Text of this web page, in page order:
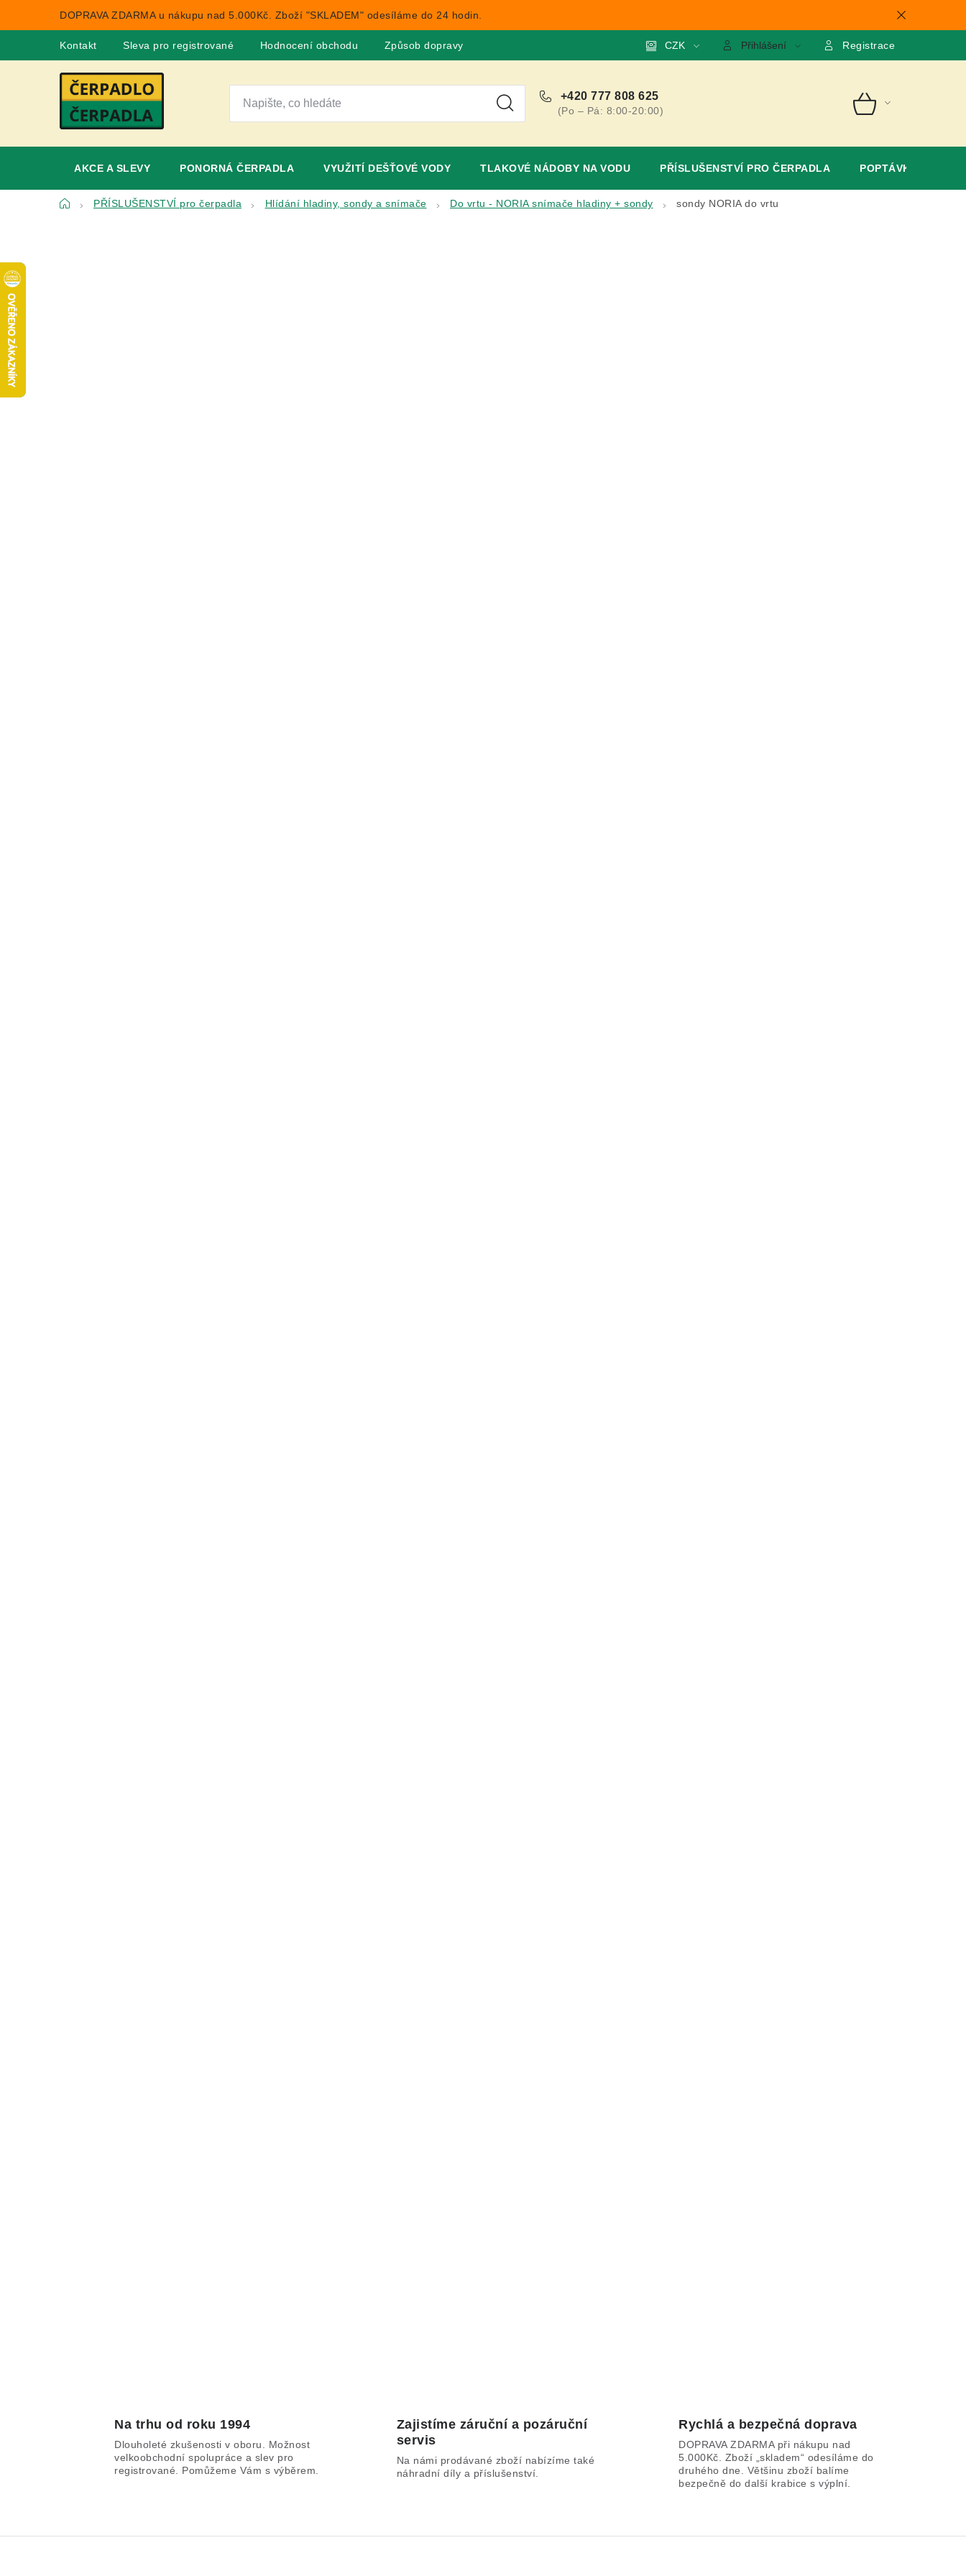
DOPRAVA ZDARMA u nákupu nad 5.000Kč. Zboží "SKLADEM" odesíláme do 24 hodin.
Kontakt Sleva pro registrované Hodnocení obchodu Způsob dopravy Reklamace O nás GDPR Poptávka
CZK Přihlášení Registrace
+420 777 808 625
(Po – Pá: 8:00-20:00)
NÁKUPNÍ
AKCE A SLEVY PONORNÁ ČERPADLA VYUŽITÍ DEŠŤOVÉ VODY TLAKOVÉ NÁDOBY NA VODU PŘÍSLUŠENSTVÍ PRO ČERPADLA POPTÁVKA
DomůPŘÍSLUŠENSTVÍ pro čerpadla Hlídání hladiny, sondy a snímače Do vrtu - NORIA snímače hladiny + sondy sondy NORIA do vrtu
Na trhu od roku 1994
Dlouholeté zkušenosti v oboru. Možnost
velkoobchodní spolupráce a slev pro
registrované. Pomůžeme Vám s výběrem.
Zajistíme záruční a pozáruční
servis
Na námi prodávané zboží nabízíme také
náhradní díly a příslušenství.
Rychlá a bezpečná doprava
DOPRAVA ZDARMA při nákupu nad
5.000Kč. Zboží „skladem“ odesíláme do
druhého dne. Většinu zboží balíme
bezpečně do další krabice s výplní.